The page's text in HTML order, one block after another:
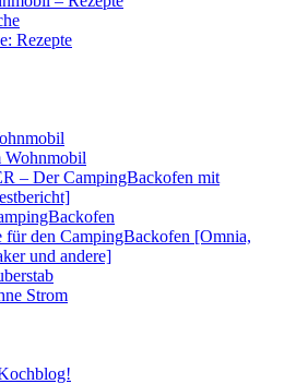
Rezepte
Wohnmobil
– Der CampingBackofen mit
für den CampingBackofen [Omnia,
und andere]
Strom